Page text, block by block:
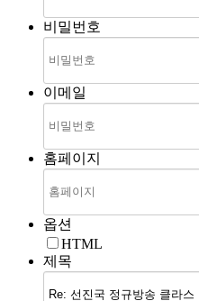
비밀번호
이메일
홈페이지
옵션
HTML
제목